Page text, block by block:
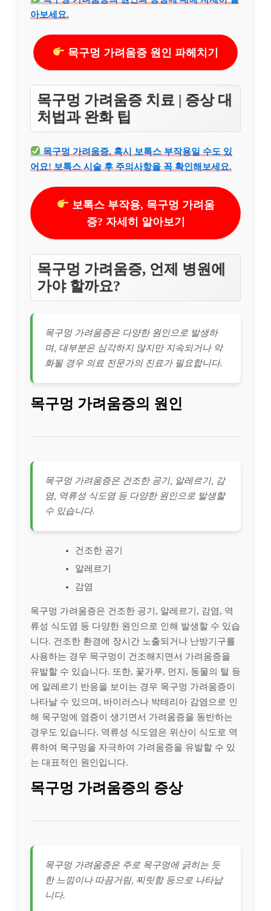
아보세요.
목구멍 가려움증 원인 파헤치기
목구멍 가려움증 치료 | 증상 대
처법과 완화 팁
목구멍 가려움증, 혹시 보톡스 부작용일 수도 있
어요! 보톡스 시술 후 주의사항을 꼭 확인해보세요.
보톡스 부작용, 목구멍 가려움
증? 자세히 알아보기
목구멍 가려움증, 언제 병원에
가야 할까요?
목구멍 가려움증은 다양한 원인으로 발생하
며, 대부분은 심각하지 않지만 지속되거나 악
화될 경우 의료 전문가의 진료가 필요합니다.
목구멍 가려움증의 원인
목구멍 가려움증은 건조한 공기, 알레르기, 감
염, 역류성 식도염 등 다양한 원인으로 발생할
수 있습니다.
건조한 공기
알레르기
감염
목구멍 가려움증은 건조한 공기, 알레르기, 감염, 역
류성 식도염 등 다양한 원인으로 인해 발생할 수 있습
니다. 건조한 환경에 장시간 노출되거나 난방기구를
사용하는 경우 목구멍이 건조해지면서 가려움증을
유발할 수 있습니다. 또한, 꽃가루, 먼지, 동물의 털 등
에 알레르기 반응을 보이는 경우 목구멍 가려움증이
나타날 수 있으며, 바이러스나 박테리아 감염으로 인
해 목구멍에 염증이 생기면서 가려움증을 동반하는
경우도 있습니다. 역류성 식도염은 위산이 식도로 역
류하여 목구멍을 자극하여 가려움증을 유발할 수 있
는 대표적인 원인입니다.
목구멍 가려움증의 증상
목구멍 가려움증은 주로 목구멍에 긁히는 듯
한 느낌이나 따끔거림, 찌릿함 등으로 나타납
니다.